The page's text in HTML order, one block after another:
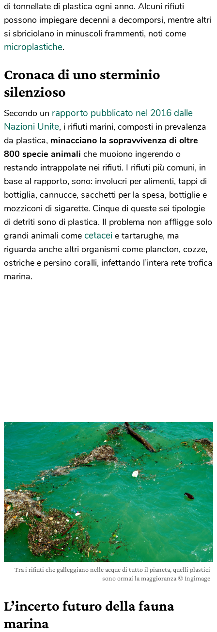
di tonnellate di plastica ogni anno. Alcuni rifiuti
possono impiegare decenni a decomporsi, mentre altri
si sbriciolano in minuscoli frammenti, noti come
microplastiche.
Cronaca di uno sterminio
silenzioso
Secondo un rapporto pubblicato nel 2016 dalle
Nazioni Unite, i rifiuti marini, composti in prevalenza
da plastica, minacciano la sopravvivenza di oltre
800 specie animali che muoiono ingerendo o
restando intrappolate nei rifiuti. I rifiuti più comuni, in
base al rapporto, sono: involucri per alimenti, tappi di
bottiglia, cannucce, sacchetti per la spesa, bottiglie e
mozziconi di sigarette. Cinque di queste sei tipologie
di detriti sono di plastica. Il problema non affligge solo
grandi animali come cetacei e tartarughe, ma
riguarda anche altri organismi come plancton, cozze,
ostriche e persino coralli, infettando l’intera rete trofica
marina.
Tra i rifiuti che galleggiano nelle acque di tutto il pianeta, quelli plastici
sono ormai la maggioranza © Ingimage
L’incerto futuro della fauna
marina